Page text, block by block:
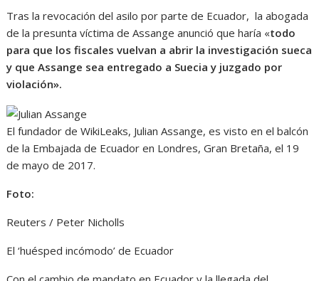
Tras la revocación del asilo por parte de Ecuador, la abogada
de la presunta víctima de Assange anunció que haría «todo
para que los fiscales vuelvan a abrir la investigación sueca
y que Assange sea entregado a Suecia y juzgado por
violación».
El fundador de WikiLeaks, Julian Assange, es visto en el balcón
de la Embajada de Ecuador en Londres, Gran Bretaña, el 19
de mayo de 2017.
Foto:
Reuters / Peter Nicholls
El ‘huésped incómodo’ de Ecuador